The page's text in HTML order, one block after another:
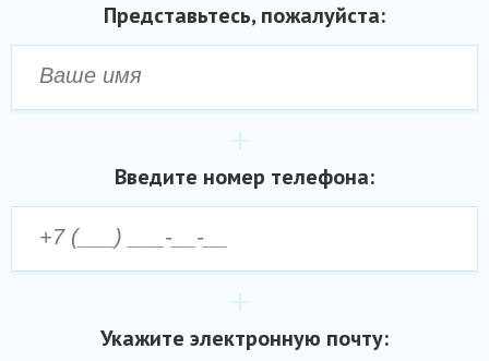
Представьтесь, пожалуйста:
Введите номер телефона:
Укажите электронную почту: